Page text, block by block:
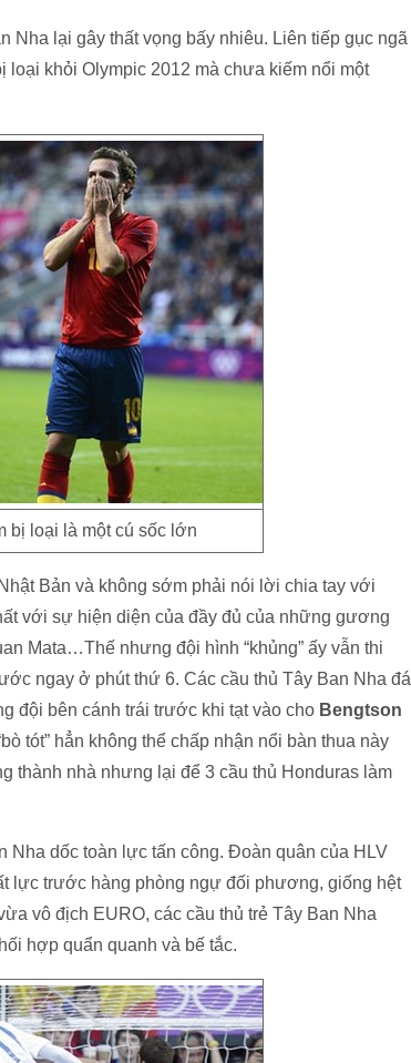
lại gây thất vọng bấy nhiêu. Liên tiếp gục ngã
khỏi Olympic 2012 mà chưa kiếm nổi một
bị loại là một cú sốc lớn
Bản và không sớm phải nói lời chia tay với
với sự hiện diện của đầy đủ của những gương
Mata…Thế nhưng đội hình “khủng” ấy vẫn thi
ngay ở phút thứ 6. Các cầu thủ Tây Ban Nha đá
đội bên cánh trái trước khi tạt vào cho Bengtson
tót” hẳn không thể chấp nhận nổi bàn thua này
thành nhà nhưng lại để 3 cầu thủ Honduras làm
Nha dốc toàn lực tấn công. Đoàn quân của HLV
lực trước hàng phòng ngự đối phương, giống hệt
vô địch EURO, các cầu thủ trẻ Tây Ban Nha
hợp quẩn quanh và bế tắc.